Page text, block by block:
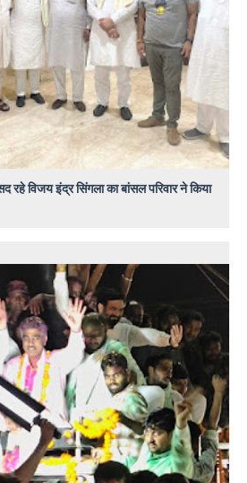
विजय इंद्र सिंगला का बांसल परिवार ने किया